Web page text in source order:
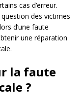
cas d’erreur.
des victimes
d’une faute
une réparation
la faute
?